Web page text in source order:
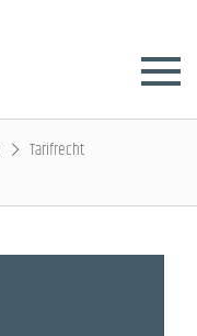
Tarifrecht